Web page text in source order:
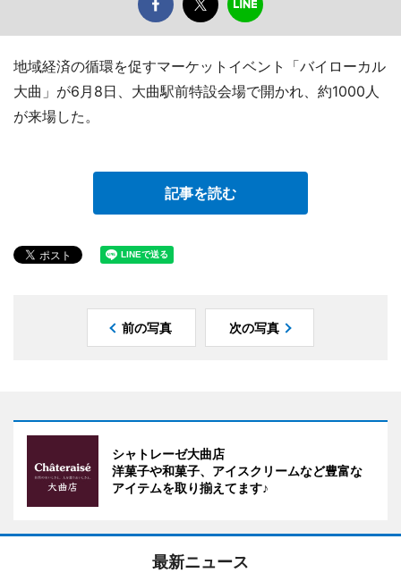
地域経済の循環を促すマーケットイベント「バイローカル
大曲」が6月8日、大曲駅前特設会場で開かれ、約1000人
が来場した。
記事を読む
前の写真 次の写真
シャトレーゼ大曲店
洋菓子や和菓子、アイスクリームなど豊富な
アイテムを取り揃えてます♪
最新ニュース